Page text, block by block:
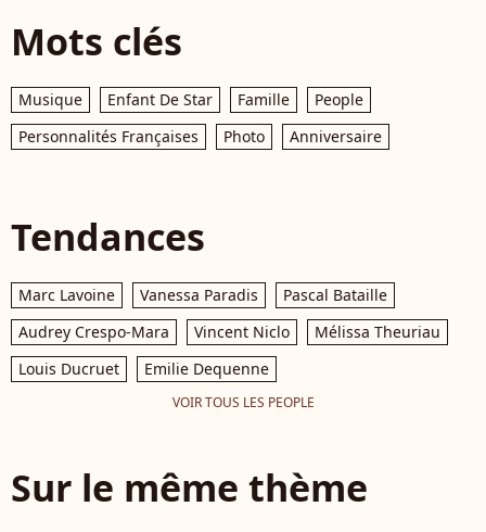
Mots clés
Musique Enfant De Star Famille
People
Personnalités Françaises
Photo Anniversaire
Tendances
Marc Lavoine Vanessa Paradis
Pascal Bataille
Audrey Crespo-Mara
Vincent Niclo
Mélissa Theuriau
Louis Ducruet
Emilie Dequenne
VOIR TOUS LES PEOPLE
Sur le même thème